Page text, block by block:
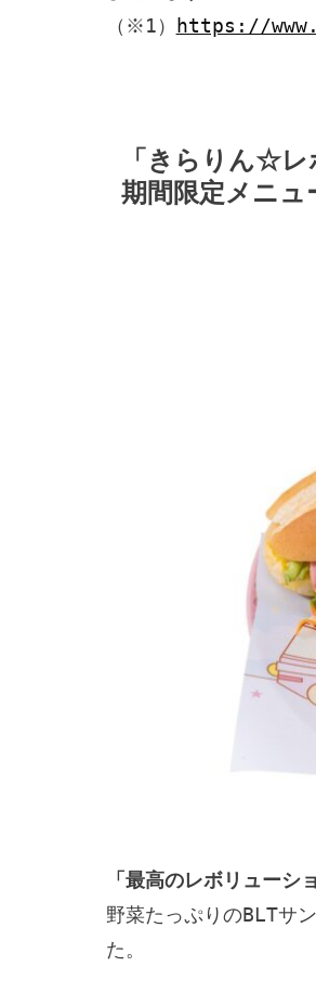
（※1） https://
「きらりん☆
期間限定メニュ
「最高のレボリュー
野菜たっぷりのBLTサ
た。